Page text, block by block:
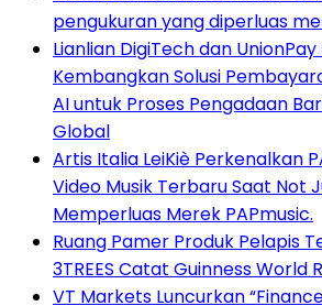
pengukuran yang diperluas
Lianlian DigiTech dan
Kembangkan Solusi
AI untuk Proses Pengadaan
Global
Artis Italia LeiKiè Perkenalkan
Video Musik Terbaru Saat Not
Memperluas Merek PAPmusic.
Ruang Pamer Produk Pelapis
3TREES Catat Guinness World
VT Markets Luncurkan